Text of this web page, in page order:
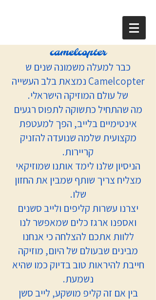
camelcopter
כבר למעלה משמונה שנים ש
Camelcopter נמצאת בלב העשייה
של עולם המוזיקה הישראלי.
מה שהתחיל כתשוקה לתפוס רגעים
אינטימיים בלייב, הפך למעטפת
מקצועית שלמה שנועדה להזניק
קריירות.
הניסיון שלנו לימד אותנו שמוזיקאי
מצליח צריך שותף שמבין את החזון
שלו.
יצרנו עשרות קליפים ולייב סשנים
ואספנו ארגז כלים שמאפשר לנו
ללוות אתכם להצלחה כי אנחנו
מבינים שבעולם של היום, מוזיקה
חייבת להיראות טוב בדיוק כמו שהיא
נשמעת.
בין אם זה קליפ מושקע, לייב סשן